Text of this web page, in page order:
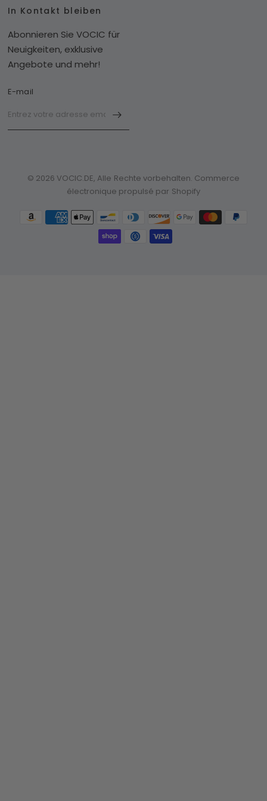
In Kontakt bleiben
Abonnieren Sie VOCIC für
Neuigkeiten, exklusive
Angebote und mehr!
E-mail
© 2026 VOCIC.DE, Alle Rechte vorbehalten. Commerce
électronique propulsé par Shopify